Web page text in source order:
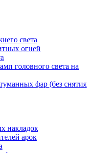
света
огней
головного света на
фар (без снятия
накладок
арок